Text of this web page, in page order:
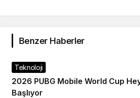
Benzer Haberler
Teknoloji
2026 PUBG Mobile World Cup
Başlıyor